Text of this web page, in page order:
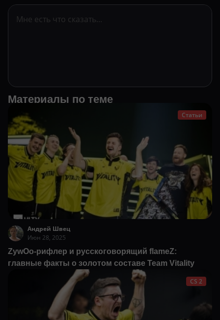
Материалы по теме
Статьи
Андрей Швец
Июн 28, 2025
ZywOo-рифлер и русскоговорящий flameZ:
главные факты о золотом составе Team Vitality
CS 2